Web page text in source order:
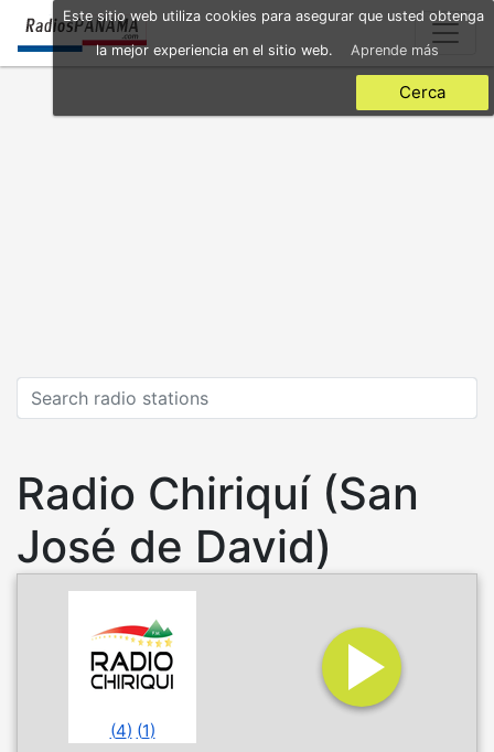
Skip
main
Radio Chiriquí (San
José de David)
(4) (1)
Este sitio web utiliza cookies para asegurar que usted obtenga
la mejor experiencia en el sitio web. Aprende más
Cerca